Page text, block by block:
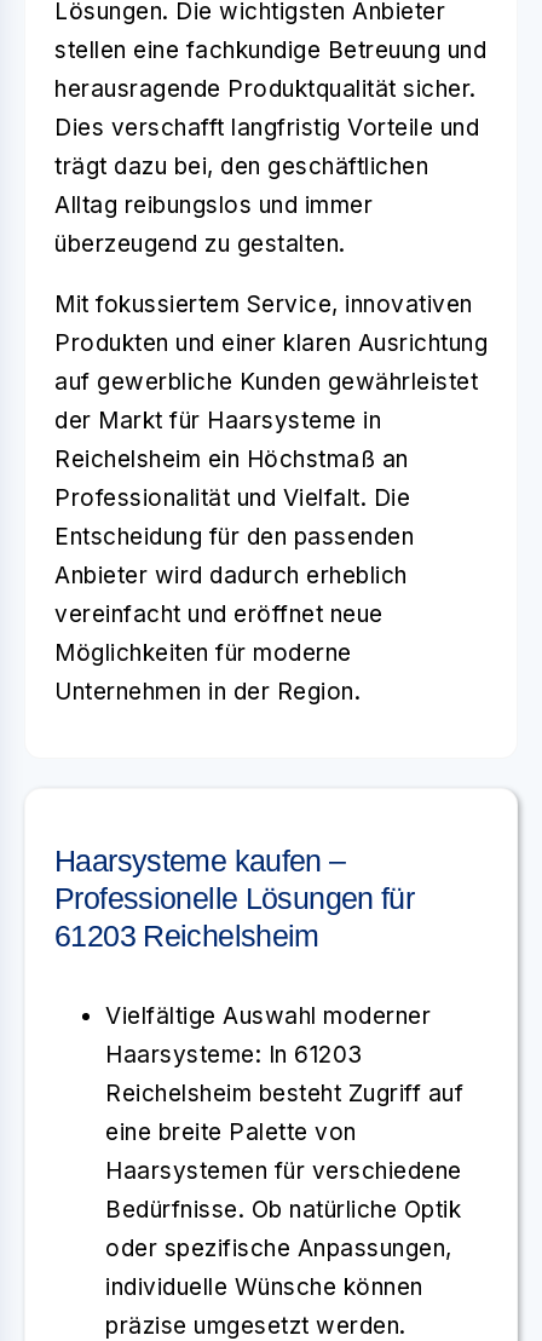
Lösungen. Die wichtigsten Anbieter
stellen eine fachkundige Betreuung und
herausragende Produktqualität sicher.
Dies verschafft langfristig Vorteile und
trägt dazu bei, den geschäftlichen
Alltag reibungslos und immer
überzeugend zu gestalten.
Mit fokussiertem Service, innovativen
Produkten und einer klaren Ausrichtung
auf gewerbliche Kunden gewährleistet
der Markt für Haarsysteme in
Reichelsheim ein Höchstmaß an
Professionalität und Vielfalt. Die
Entscheidung für den passenden
Anbieter wird dadurch erheblich
vereinfacht und eröffnet neue
Möglichkeiten für moderne
Unternehmen in der Region.
Haarsysteme kaufen –
Professionelle Lösungen für
61203 Reichelsheim
Vielfältige Auswahl moderner
Haarsysteme: In 61203
Reichelsheim besteht Zugriff auf
eine breite Palette von
Haarsystemen für verschiedene
Bedürfnisse. Ob natürliche Optik
oder spezifische Anpassungen,
individuelle Wünsche können
präzise umgesetzt werden.